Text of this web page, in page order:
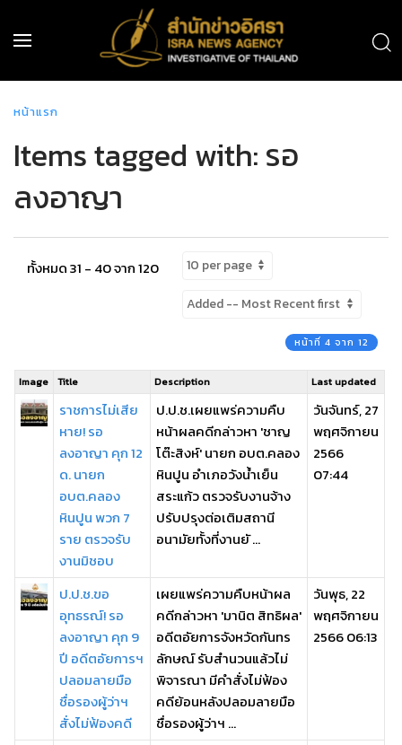
หน้าแรก
Items tagged with: รอ
ลงอาญา
ทั้งหมด 31 - 40 จาก 120
หน้าที่ 4 จาก 12
Image Title Description Last updated
ราชการไม่เสีย
หาย! รอ
ลงอาญา คุก 12
ด. นายก
อบต.คลอง
หินปูน พวก 7
ราย ตรวจรับ
งานมิชอบ
ป.ป.ช.เผยแพร่ความคืบ
หน้าผลคดีกล่าวหา 'ชาญ
โต๊ะสิงห์' นายก อบต.คลอง
หินปูน อำเภอวังน้ำเย็น
สระแก้ว ตรวจรับงานจ้าง
ปรับปรุงต่อเติมสถานี
อนามัยทั้งที่งานยั ...
วันจันทร์, 27
พฤศจิกายน
2566
07:44
ป.ป.ช.ขอ
อุทธรณ์! รอ
ลงอาญา คุก 9
ปี อดีตอัยการฯ
ปลอมลายมือ
ชื่อรองผู้ว่าฯ
สั่งไม่ฟ้องคดี
เผยแพร่ความคืบหน้าผล
คดีกล่าวหา 'มานิต สิทธิผล'
อดีตอัยการจังหวัดกันทร
ลักษณ์ รับสำนวนแล้วไม่
พิจารณา มีคำสั่งไม่ฟ้อง
คดีย้อนหลังปลอมลายมือ
ชื่อรองผู้ว่าฯ ...
วันพุธ, 22
พฤศจิกายน
2566 06:13